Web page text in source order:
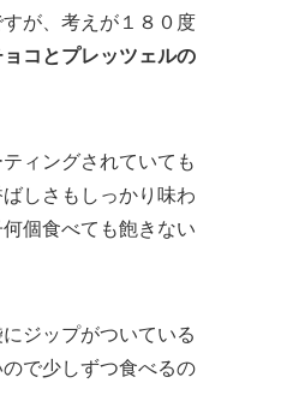
が、考えが１８０度
ョコとプレッツェルの
ィングされていても
しさもしっかり味わ
個食べても飽きない
ジップがついている
で少しずつ食べるの